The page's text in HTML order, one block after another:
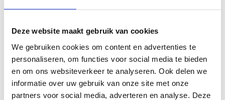
Deze website maakt gebruik van cookies
We gebruiken cookies om content en advertenties te
personaliseren, om functies voor social media te bieden
en om ons websiteverkeer te analyseren. Ook delen we
informatie over uw gebruik van onze site met onze
partners voor social media, adverteren en analyse. Deze